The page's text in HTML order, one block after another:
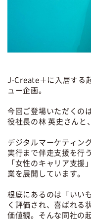
J-Create＋に入居する
ュー企画。
今回ご登場いただくの
役社長の林 英史さんと
デジタルマーケティン
実行まで伴走支援を行
「女性のキャリア支援
業を展開しています。
根底にあるのは「いい
く評価され、喜ばれる
価値観。そんな同社の